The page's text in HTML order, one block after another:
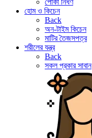
পোকা নিধণ
হোম ও কিচেন
Back
অন-টাইম কিচেন
মাটির তৈজসপত্র
শরীলের যন্ত্র
Back
সকল প্রকার সাবান